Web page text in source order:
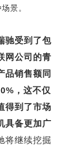
景。
驰受到了包
网公司的青
品销售额同
，这不仅
得到了市场
具备更加广
将继续挖掘